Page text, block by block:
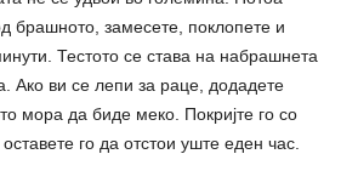
брашното, замесете, поклопете и
Тестото се става на набрашнета
Ако ви се лепи за раце, додадете
мора да биде меко. Покријте го со
го да отстои уште еден час.